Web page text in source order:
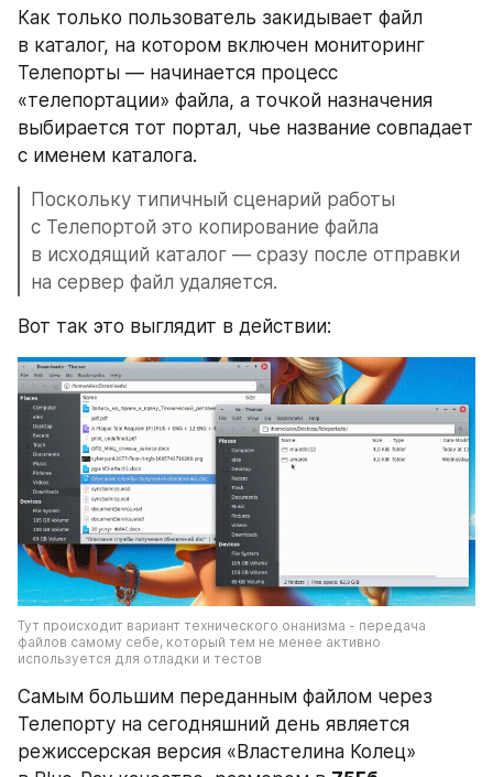
Как только пользователь закидывает файл
в каталог, на котором включен мониторинг
Телепорты — начинается процесс
«телепортации» файла, а точкой назначения
выбирается тот портал, чье название совпадает
с именем каталога.
Поскольку типичный сценарий работы
с Телепортой это копирование файла
в исходящий каталог — сразу после отправки
на сервер файл удаляется.
Вот так это выглядит в действии:
Тут происходит вариант технического онанизма - передача
файлов самому себе, который тем не менее активно
используется для отладки и тестов
Самым большим переданным файлом через
Телепорту на сегодняшний день является
режиссерская версия «Властелина Колец»